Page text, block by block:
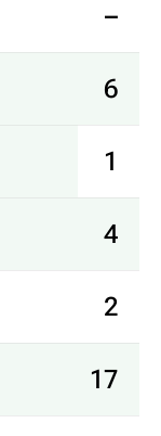
–
6
1
4
2
17